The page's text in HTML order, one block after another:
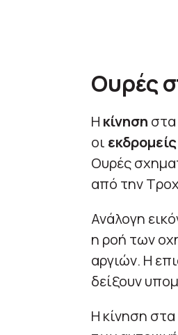
Ουρές
Η κίνηση στα
οι εκδρομείς
Ουρές
από την
Ανάλογη
η ροή των
αργιών. Η
δείξουν
Η κίνηση